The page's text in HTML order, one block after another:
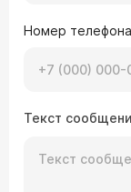
Номер телефона
Текст